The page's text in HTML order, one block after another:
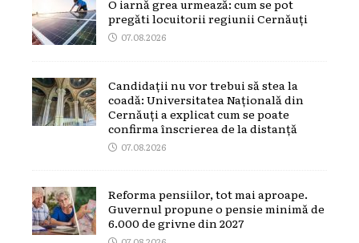
O iarnă grea urmează: cum se pot
pregăti locuitorii regiunii Cernăuți
07.08.2026
Candidații nu vor trebui să stea la
coadă: Universitatea Națională din
Cernăuți a explicat cum se poate
confirma înscrierea de la distanță
07.08.2026
Reforma pensiilor, tot mai aproape.
Guvernul propune o pensie minimă de
6.000 de grivne din 2027